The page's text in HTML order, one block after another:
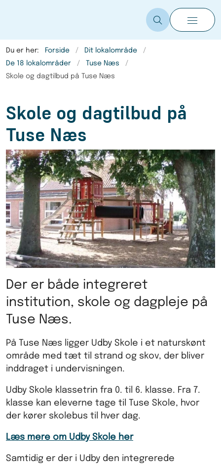
Du er her: Forside
Dit lokalområde
De 18 lokalområder
Tuse Næs
Skole og dagtilbud på Tuse Næs
Skole og dagtilbud på
Tuse Næs
Der er både integreret
institution, skole og dagpleje på
Tuse Næs.
På Tuse Næs ligger Udby Skole i et naturskønt
område med tæt til strand og skov, der bliver
inddraget i undervisningen.
Udby Skole klassetrin fra 0. til 6. klasse. Fra 7.
klasse kan eleverne tage til Tuse Skole, hvor
der kører skolebus til hver dag.
Læs mere om Udby Skole her
Samtidig er der i Udby den integrerede